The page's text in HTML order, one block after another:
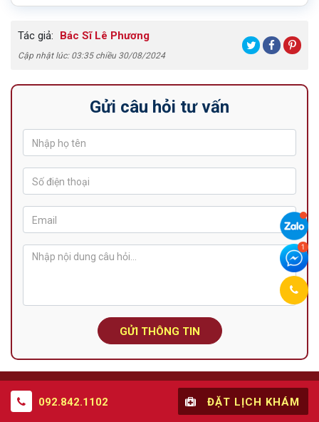
Tác giả: Bác Sĩ Lê Phương
Cập nhật lúc: 03:35 chiều 30/08/2024
Gửi câu hỏi tư vấn
GỬI THÔNG TIN
Website thuộc sở hữu của CÔNG TY CP NAM Y ĐỖ MINH
092.842.1102 ĐẶT LỊCH KHÁM